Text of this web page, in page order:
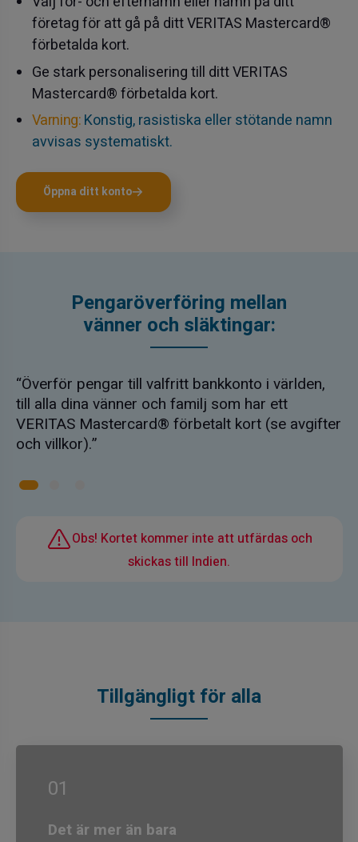
företag för att gå på ditt VERITAS Mastercard®
förbetalda kort.
Ge stark personalisering till ditt VERITAS
Mastercard® förbetalda kort.
Varning:Konstig, rasistiska eller stötande namn
avvisas systematiskt.
Öppna ditt konto
Pengaröverföring mellan
vänner och släktingar:
Överför pengar till valfritt bankkonto i världen,
till alla dina vänner och familj som har ett
VERITAS Mastercard® förbetalt kort (se avgifter
och villkor).
Obs! Kortet kommer inte att utfärdas och
skickas till Indien.
Tillgängligt för alla
01
Det är mer än bara